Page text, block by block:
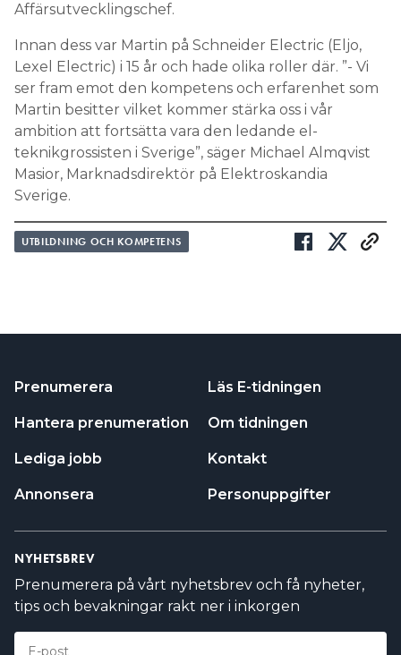
Affärsutvecklingschef.
Innan dess var Martin på Schneider Electric (Eljo,
Lexel Electric) i 15 år och hade olika roller där. ”- Vi
ser fram emot den kompetens och erfarenhet som
Martin besitter vilket kommer stärka oss i vår
ambition att fortsätta vara den ledande el-
teknikgrossisten i Sverige”, säger Michael Almqvist
Masior, Marknadsdirektör på Elektroskandia
Sverige.
UTBILDNING OCH KOMPETENS
Prenumerera
Hantera prenumeration
Lediga jobb
Annonsera
Läs E-tidningen
Om tidningen
Kontakt
Personuppgifter
NYHETSBREV
Prenumerera på vårt nyhetsbrev och få nyheter,
tips och bevakningar rakt ner i inkorgen